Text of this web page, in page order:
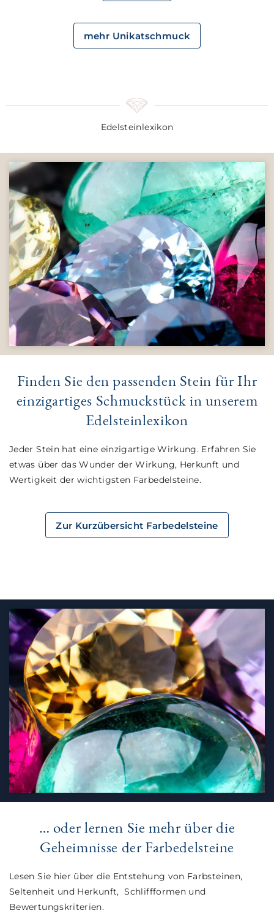
mehr Unikatschmuck
Edelsteinlexikon
Finden Sie den passenden Stein für Ihr
einzigartiges Schmuckstück in unserem
Edelsteinlexikon
Jeder Stein hat eine einzigartige Wirkung. Erfahren Sie
etwas über das Wunder der Wirkung, Herkunft und
Wertigkeit der wichtigsten Farbedelsteine.
Zur Kurzübersicht Farbedelsteine
… oder lernen Sie mehr über die
Geheimnisse der Farbedelsteine
Lesen Sie hier über die Entstehung von Farbsteinen,
Seltenheit und Herkunft, Schliffformen und
Bewertungskriterien.